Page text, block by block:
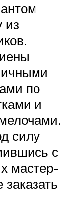
из
по
и
силу
с
мастер-